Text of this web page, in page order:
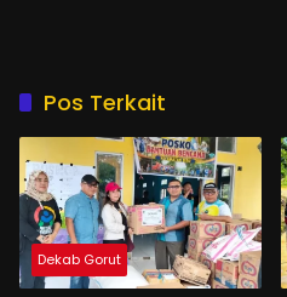
Pos Terkait
Dekab Gorut